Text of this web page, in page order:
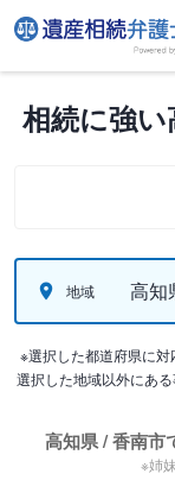
相続に強
地域 高知
※選択した都道府県に
選択した地域以外にあ
高知県 / 香南市
※姉